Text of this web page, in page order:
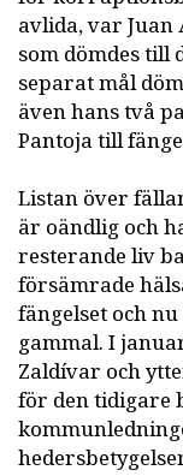
avlida, var Juan
som dömdes till
separat mål
även hans två
Pantoja till
Listan över
är oändlig och
resterande liv
försämrade
fängelset och
gammal. I
Zaldívar och
för den tidigare